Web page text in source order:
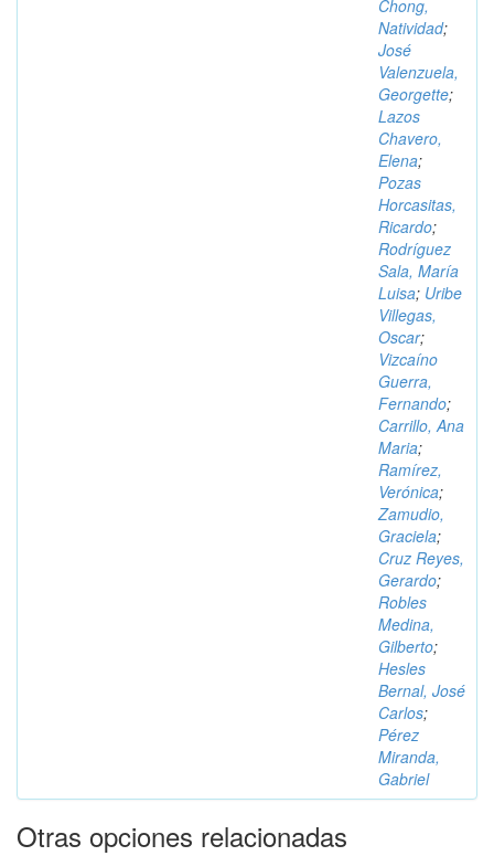
Chong,
Natividad;
José
Valenzuela,
Georgette;
Lazos
Chavero,
Elena;
Pozas
Horcasitas,
Ricardo;
Rodríguez
Sala, María
Luisa; Uribe
Villegas,
Oscar;
Vizcaíno
Guerra,
Fernando;
Carrillo, Ana
Maria;
Ramírez,
Verónica;
Zamudio,
Graciela;
Cruz Reyes,
Gerardo;
Robles
Medina,
Gilberto;
Hesles
Bernal, José
Carlos;
Pérez
Miranda,
Gabriel
Otras opciones relacionadas